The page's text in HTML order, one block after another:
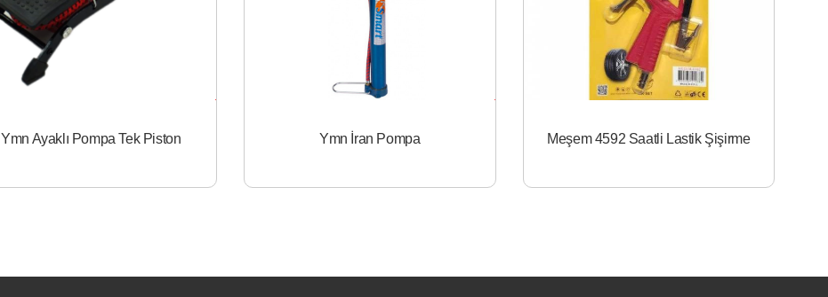
Ymn Ayaklı Pompa Tek Piston Ymn İran Pompa Meşem 4592 Saatli Lastik Şişirme